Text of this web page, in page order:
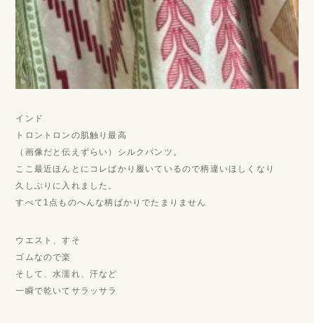
インド
トロントロンの肌触り最高
（画像だと伝えずらい）シルクパンツ。
ここ最近ほんとにコレばかり履いているので柄違いほしくなり
久しぶりに入れました。
すべて1点ものへんな柄ばかりでたまりません
ウエスト、すそ
ゴムなので楽
そして、水濡れ、汗など
一瞬で乾いてサラッサラ